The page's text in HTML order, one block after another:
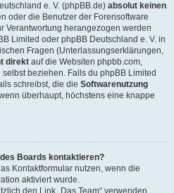
e. V. (phpBB.de) absolut keinen
oder die Benutzer der Forensoftware
Verantwortung herangezogen werden
Limited oder phpBB Deutschland e. V. in
Fragen (Unterlassungserklärungen,
direkt auf die Websiten phpbb.com,
beziehen. Falls du phpBB Limited
schreibst, die die Softwarenutzung
überhaupt, höchstens eine knappe
Boards kontaktieren?
Kontaktformular nutzen, wenn die
aktiviert wurde.
den Link „Das Team“ verwenden.